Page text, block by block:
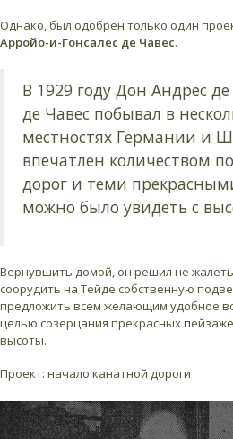
Однако, был одобрен только один
Арройо-и-Гонсалес де Чавес.
В 1929 году Дон Андрес
де Чавес побывал в
местностях Германии и
впечатлен количеством
дорог и теми
можно было увидеть с
Вернувшить домой, он решил не жалеть
соорудить на Тейде собственную
предложить всем желающим удобное
целью созерцания прекрасных
высоты.
Проект: начало канатной дороги